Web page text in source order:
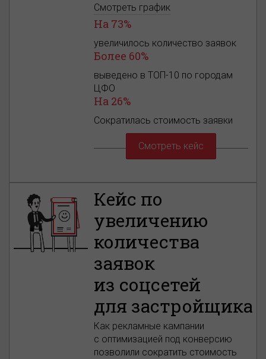
Смотреть график
На 73%
увеличилось количество заявок
Более 60%
выведено в ТОП-10 по городам
ЦФО
На 26%
Сократилась стоимость заявки
Смотреть кейс
Кейс по
увеличению
количества
заявок
из соцсетей
для застройщика
Как рекламные кампании
с оптимизацией под конверсию
позволили сократить стоимость